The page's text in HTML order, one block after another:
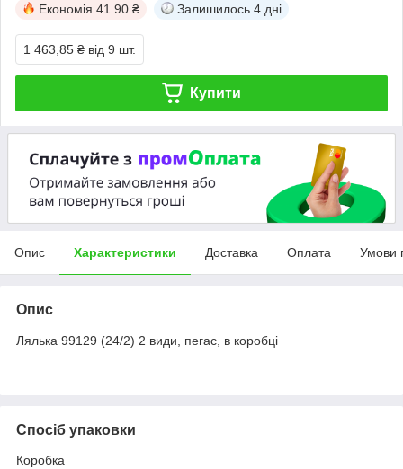
Економія 41.90 ₴ Залишилось 4 дні
1 463,85 ₴ від 9 шт.
Купити
Опис Характеристики Доставка Оплата Умови
Опис
Лялька 99129 (24/2) 2 види, пегас, в коробці
Спосіб упаковки
Коробка